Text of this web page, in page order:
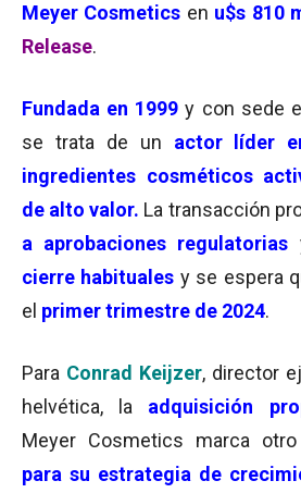
Meyer Cosmetics en u$s 810
Release.
Fundada en 1999 y con sede
se trata de un actor líder
ingredientes cosméticos
de alto valor. La transacción
a aprobaciones regulatorias
cierre habituales y se espera
el primer trimestre de 2024.
Para Conrad Keijzer, director
helvética, la adquisición
Meyer Cosmetics marca otro
para su estrategia de